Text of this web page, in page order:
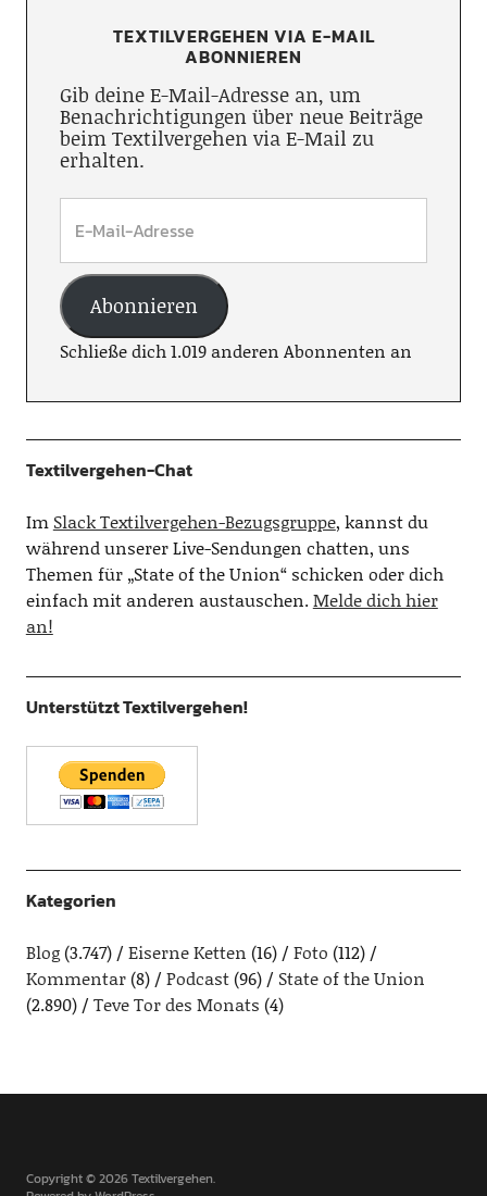
TEXTILVERGEHEN VIA E-MAIL
ABONNIEREN
Gib deine E-Mail-Adresse an, um
Benachrichtigungen über neue Beiträge
beim Textilvergehen via E-Mail zu
erhalten.
Abonnieren
Schließe dich 1.019 anderen Abonnenten an
Textilvergehen-Chat
Im Slack Textilvergehen-Bezugsgruppe, kannst du
während unserer Live-Sendungen chatten, uns
Themen für „State of the Union“ schicken oder dich
einfach mit anderen austauschen.Melde dich hier
an!
Unterstützt Textilvergehen!
Kategorien
Blog(3.747) Eiserne Ketten (16) Foto (112)
Kommentar(8) Podcast(96)
State of the Union
(2.890)
Teve Tor des Monats (4)
Copyright © 2026 Textilvergehen